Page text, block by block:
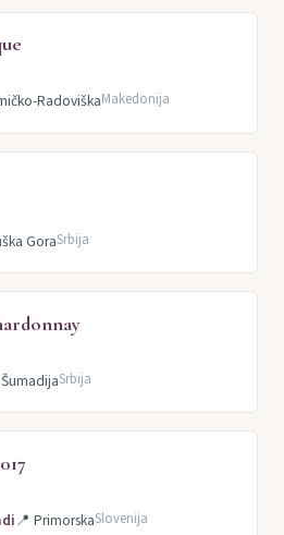
RadoviškaMakedonija
GoraSrbija
ŠumadijaSrbija
📍 PrimorskaSlovenija